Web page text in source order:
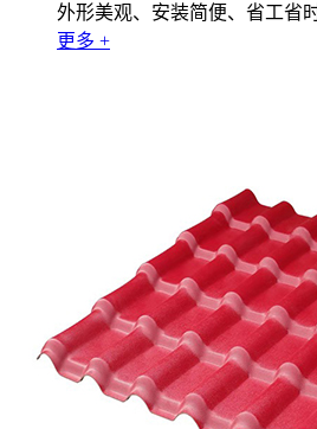
外形美观、安装简便、省工省
更多 +